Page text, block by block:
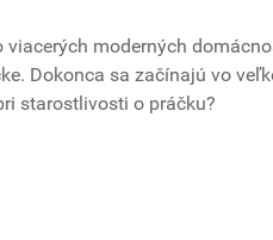
moderných
Dokonca sa začínajú vo
starostlivosti o práčku?